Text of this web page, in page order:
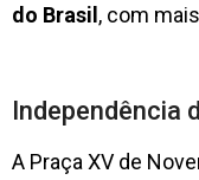
do Brasil, com
Independência
A Praça XV de